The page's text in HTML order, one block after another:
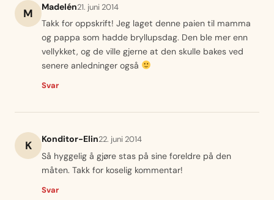
M Madelén21. juni 2014
Takk for oppskrift! Jeg laget denne paien til mamma
og pappa som hadde bryllupsdag. Den ble mer enn
vellykket, og de ville gjerne at den skulle bakes ved
senere anledninger også
Svar
K Konditor-Elin22. juni 2014
Så hyggelig å gjøre stas på sine foreldre på den
måten. Takk for koselig kommentar!
Svar